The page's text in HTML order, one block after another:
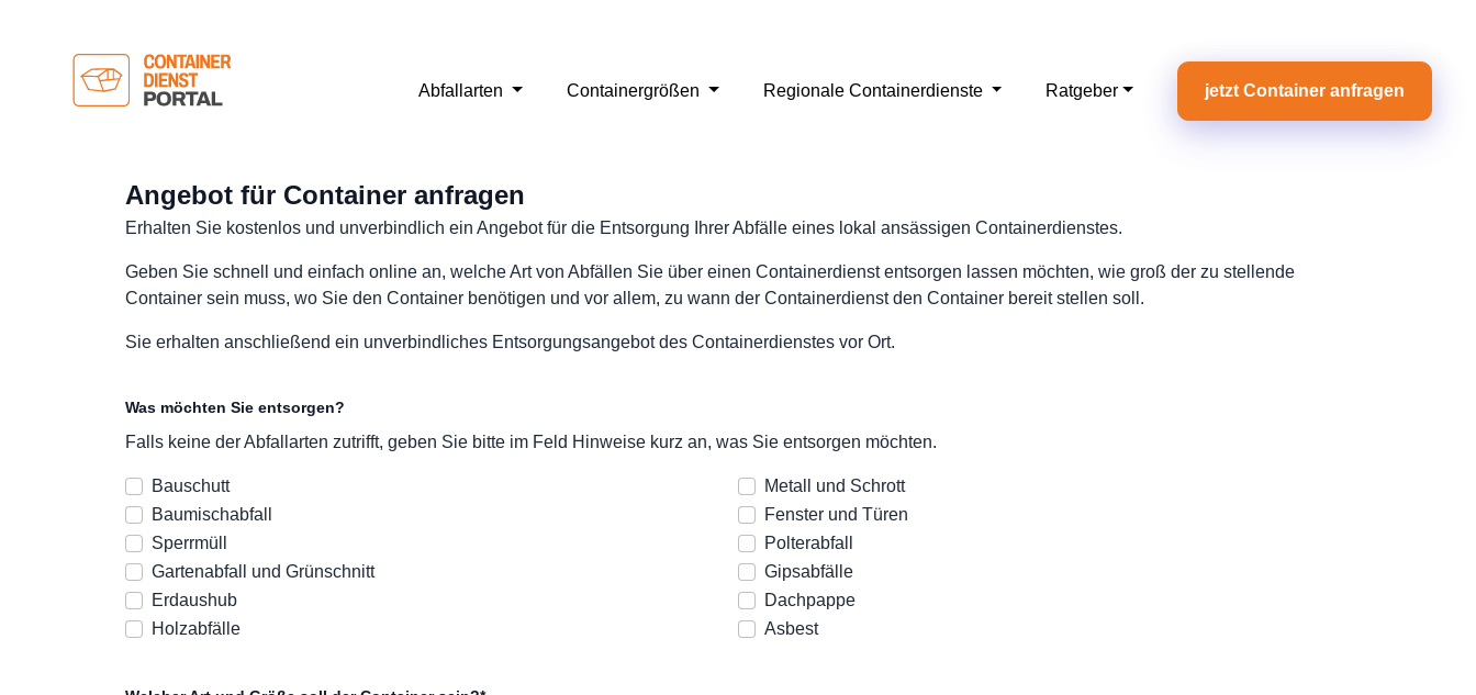
Abfallarten Containergrößen Regionale Containerdienste Ratgeber jetzt Container anfragen
Angebot für Container anfragen
Erhalten Sie kostenlos und unverbindlich ein Angebot für die Entsorgung Ihrer Abfälle eines lokal ansässigen Containerdienstes.
Geben Sie schnell und einfach online an, welche Art von Abfällen Sie über einen Containerdienst entsorgen lassen möchten, wie groß der zu stellende
Container sein muss, wo Sie den Container benötigen und vor allem, zu wann der Containerdienst den Container bereit stellen soll.
Sie erhalten anschließend ein unverbindliches Entsorgungsangebot des Containerdienstes vor Ort.
Was möchten Sie entsorgen?
Falls keine der Abfallarten zutrifft, geben Sie bitte im Feld Hinweise kurz an, was Sie entsorgen möchten.
Bauschutt
Baumischabfall
Sperrmüll
Gartenabfall und Grünschnitt
Erdaushub
Holzabfälle
Metall und Schrott
Fenster und Türen
Polterabfall
Gipsabfälle
Dachpappe
Asbest